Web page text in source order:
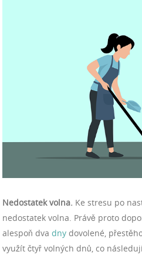
Nedostatek volna. Ke stresu po
nedostatek volna. Právě proto
alespoň dva dny dovolené,
využít čtyř volných dnů, co